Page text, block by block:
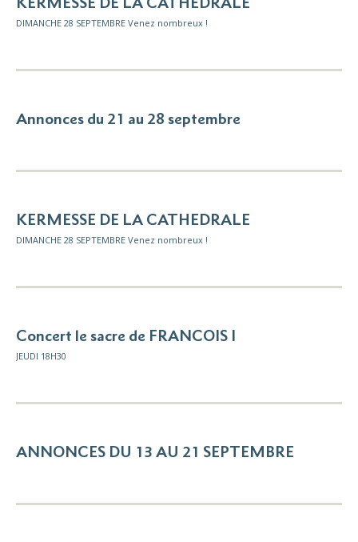
DIMANCHE 28 SEPTEMBRE Venez nombreux !
Annonces du 21 au 28 septembre
KERMESSE DE LA CATHEDRALE
DIMANCHE 28 SEPTEMBRE Venez nombreux !
Concert le sacre de FRANCOIS I
JEUDI 18H30
ANNONCES DU 13 AU 21 SEPTEMBRE